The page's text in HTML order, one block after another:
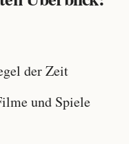
der Zeit
und Spiele